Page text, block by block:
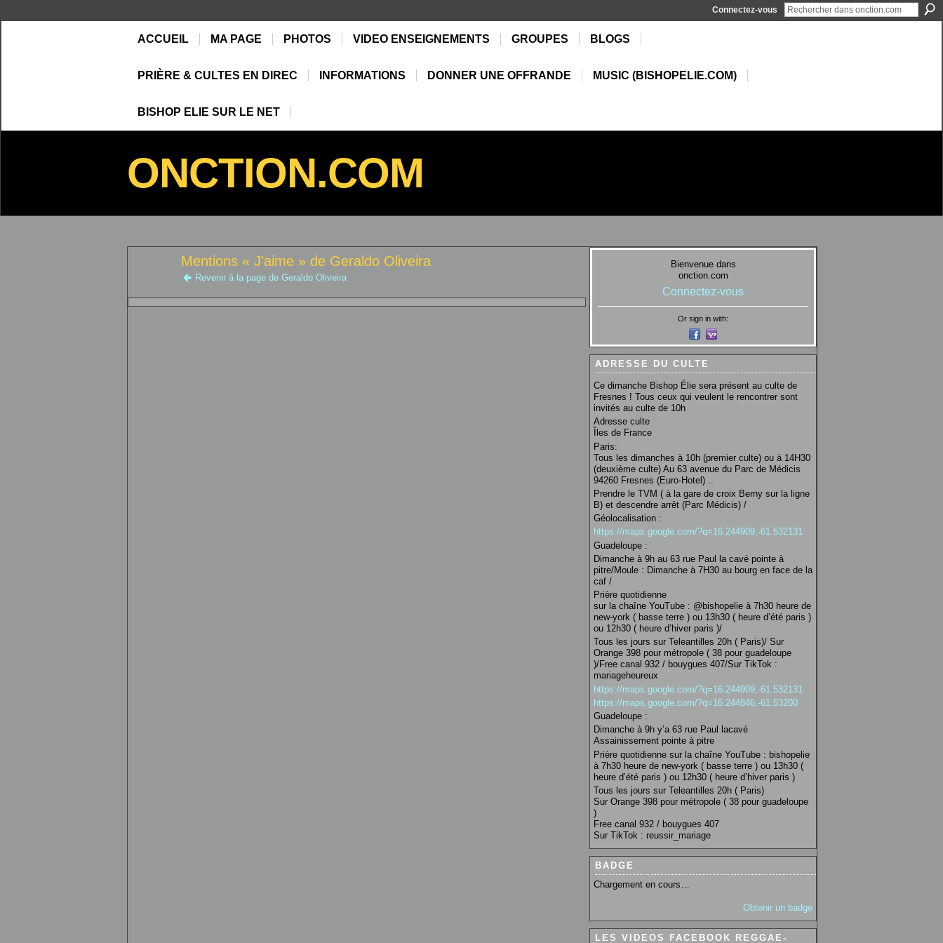
Connectez-vous
ACCUEIL MA PAGE PHOTOS VIDEO ENSEIGNEMENTS GROUPES BLOGS
PRIÈRE & CULTES EN DIREC INFORMATIONS DONNER UNE OFFRANDE MUSIC (BISHOPELIE.COM)
BISHOP ELIE SUR LE NET
ONCTION.COM
Mentions « J'aime » de Geraldo Oliveira
Revenir à la page de Geraldo Oliveira
Bienvenue dans
onction.com
Connectez-vous
Or sign in with:
ADRESSE DU CULTE
Ce dimanche Bishop Élie sera présent au culte de
Fresnes ! Tous ceux qui veulent le rencontrer sont
invités au culte de 10h
Adresse culte
Îles de France
Paris:
Tous les dimanches à 10h (premier culte) ou à 14H30
(deuxième culte) Au 63 avenue du Parc de Médicis
94260 Fresnes (Euro-Hotel) ..
Prendre le TVM ( à la gare de croix Berny sur la ligne
B) et descendre arrêt (Parc Médicis) /
Géolocalisation :
https://maps.google.com/?q=16.244909,-61.532131
Guadeloupe :
Dimanche à 9h au 63 rue Paul la cavé pointe à
pitre/Moule : Dimanche à 7H30 au bourg en face de la
caf /
Prière quotidienne
sur la chaîne YouTube : @bishopelie à 7h30 heure de
new-york ( basse terre ) ou 13h30 ( heure d’été paris )
ou 12h30 ( heure d’hiver paris )/
Tous les jours sur Teleantilles 20h ( Paris)/ Sur
Orange 398 pour métropole ( 38 pour guadeloupe
)/Free canal 932 / bouygues 407/Sur TikTok :
mariageheureux
https://maps.google.com/?q=16.244909,-61.532131
https://maps.google.com/?q=16.244846,-61.53200
Guadeloupe :
Dimanche à 9h y’a 63 rue Paul lacavé
Assainissement pointe à pitre
Prière quotidienne sur la chaîne YouTube : bishopelie
à 7h30 heure de new-york ( basse terre ) ou 13h30 (
heure d’été paris ) ou 12h30 ( heure d’hiver paris )
Tous les jours sur Teleantilles 20h ( Paris)
Sur Orange 398 pour métropole ( 38 pour guadeloupe
)
Free canal 932 / bouygues 407
Sur TikTok : reussir_mariage
BADGE
Chargement en cours…
Obtenir un badge
LES VIDEOS FACEBOOK REGGAE-